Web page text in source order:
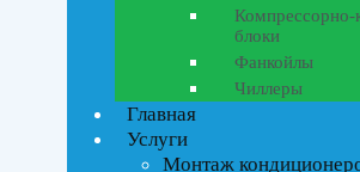
Компрессорно-
блоки
Фанкойлы
Чиллеры
Главная
Услуги
Монтаж
Текстовый поиск